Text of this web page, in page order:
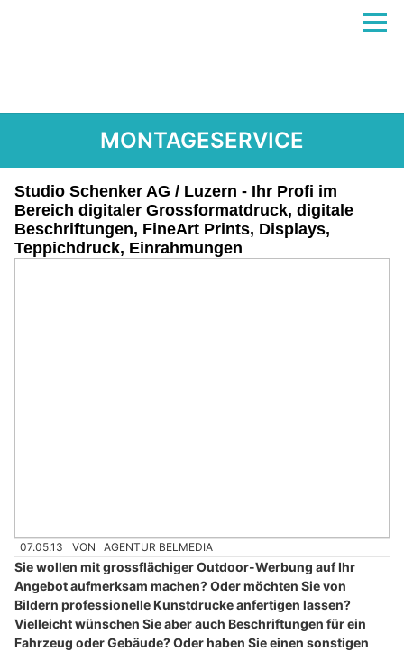
MONTAGESERVICE
Studio Schenker AG / Luzern - Ihr Profi im
Bereich digitaler Grossformatdruck, digitale
Beschriftungen, FineArt Prints, Displays,
Teppichdruck, Einrahmungen
07.05.13 VON AGENTUR BELMEDIA
Sie wollen mit grossflächiger Outdoor-Werbung auf Ihr
Angebot aufmerksam machen? Oder möchten Sie von
Bildern professionelle Kunstdrucke anfertigen lassen?
Vielleicht wünschen Sie aber auch Beschriftungen für ein
Fahrzeug oder Gebäude? Oder haben Sie einen sonstigen